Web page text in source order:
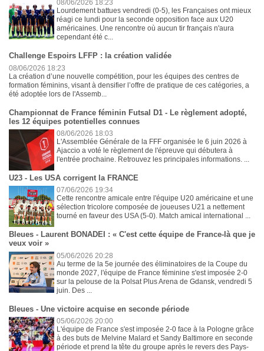
08/06/2026 18:23
Lourdement battues vendredi (0-5), les Françaises ont mieux
réagi ce lundi pour la seconde opposition face aux U20
américaines. Une rencontre où aucun tir français n'aura
cependant été c...
Challenge Espoirs LFFP : la création validée
08/06/2026 18:23
La création d’une nouvelle compétition, pour les équipes des centres de
formation féminins, visant à densifier l’offre de pratique de ces catégories, a
été adoptée lors de l'Assemb...
Championnat de France féminin Futsal D1 - Le règlement adopté,
les 12 équipes potentielles connues
08/06/2026 18:03
L'Assemblée Générale de la FFF organisée le 6 juin 2026 à
Ajaccio a voté le règlement de l'épreuve qui débutera à
l'entrée prochaine. Retrouvez les principales informations. ...
U23 - Les USA corrigent la FRANCE
07/06/2026 19:34
Cette rencontre amicale entre l'équipe U20 américaine et une
sélection tricolore composée de joueuses U21 a nettement
tourné en faveur des USA (5-0). Match amical international ...
Bleues - Laurent BONADEI : « C'est cette équipe de France-là que je
veux voir »
05/06/2026 20:28
Au terme de la 5e journée des éliminatoires de la Coupe du
monde 2027, l'équipe de France féminine s'est imposée 2-0
sur la pelouse de la Polsat Plus Arena de Gdansk, vendredi 5
juin. Des ...
Bleues - Une victoire acquise en seconde période
05/06/2026 20:00
L'équipe de France s'est imposée 2-0 face à la Pologne grâce
à des buts de Melvine Malard et Sandy Baltimore en seconde
période et prend la tête du groupe après le revers des Pays-